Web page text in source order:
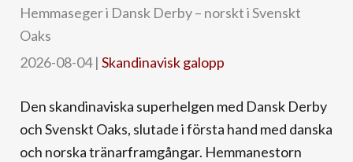
Hemmaseger i Dansk Derby – norskt i Svenskt
Oaks
2026-08-04| Skandinavisk galopp
Den skandinaviska superhelgen med Dansk Derby
och Svenskt Oaks, slutade i första hand med danska
och norska tränarframgångar. Hemmanestorn